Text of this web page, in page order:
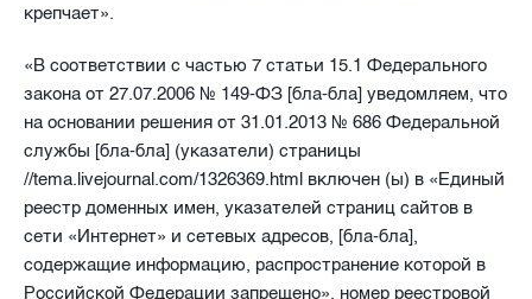
крепчает».
«В соответствии с частью 7 статьи 15.1 Федерального
закона от 27.07.2006 № 149-ФЗ [бла-бла] уведомляем, что
на основании решения от 31.01.2013 № 686 Федеральной
службы [бла-бла] (указатели) страницы
//tema.livejournal.com/1326369.html включен (ы) в «Единый
реестр доменных имен, указателей страниц сайтов в
сети «Интернет» и сетевых адресов, [бла-бла],
содержащие информацию, распространение которой в
Российской Федерации запрещено», номер реестровой